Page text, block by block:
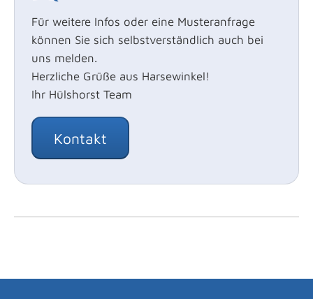
Für weitere Infos oder eine Musteranfrage
können Sie sich selbstverständlich auch bei
uns melden.
Herzliche Grüße aus Harsewinkel!
Ihr Hülshorst Team
Kontakt